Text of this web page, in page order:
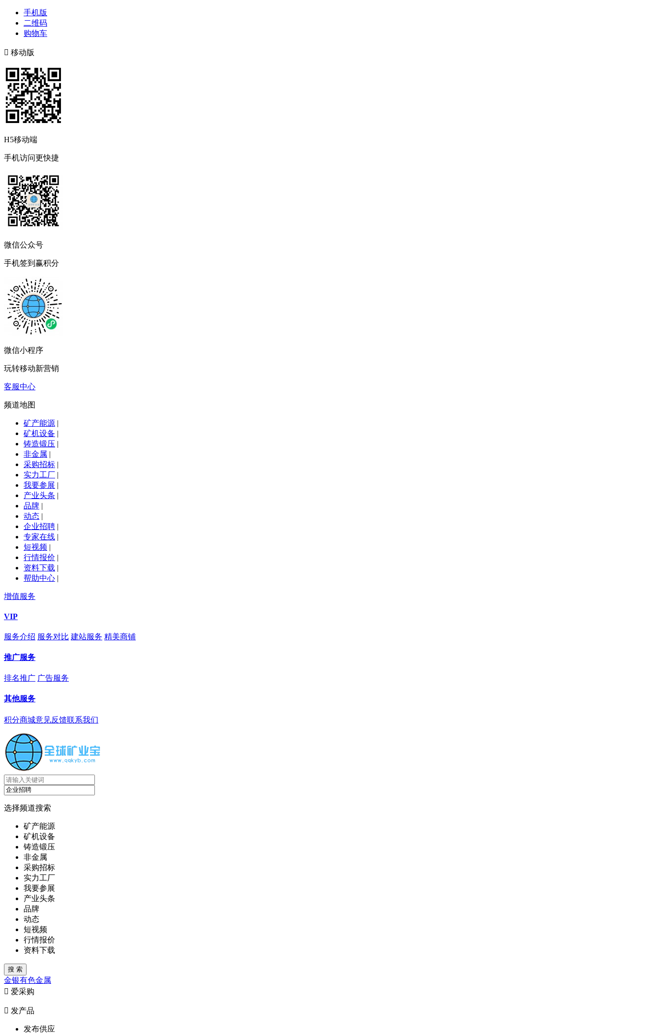
手机版
二维码
购物车
 移动版
H5移动端
手机访问更快捷
微信公众号
手机签到赢积分
微信小程序
玩转移动新营销
客服中心
频道地图
矿产能源 |
矿机设备 |
铸造锻压 |
非金属 |
采购招标 |
实力工厂 |
我要参展 |
产业头条 |
品牌 |
动态 |
企业招聘 |
专家在线 |
短视频 |
行情报价 |
资料下载 |
帮助中心 |
增值服务
VIP
服务介绍 服务对比 建站服务 精美商铺
推广服务
排名推广 广告服务
其他服务
积分商城意见反馈联系我们
选择频道搜索
矿产能源
矿机设备
铸造锻压
非金属
采购招标
实力工厂
我要参展
产业头条
品牌
动态
短视频
行情报价
资料下载
金银有色金属
 爱采购
 发产品
发布供应